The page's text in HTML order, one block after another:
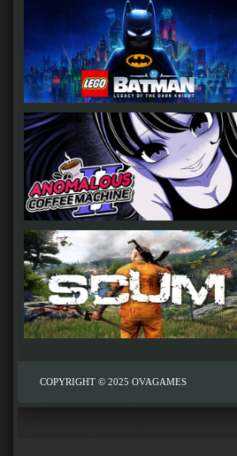
COPYRIGHT © 2025 OVAGAMES